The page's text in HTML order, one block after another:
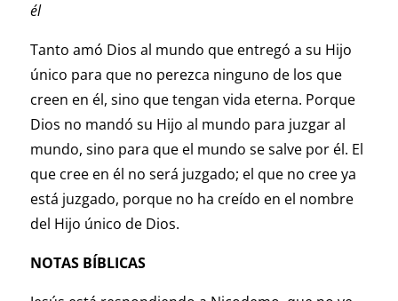
él
Tanto amó Dios al mundo que entregó a su Hijo
único para que no perezca ninguno de los que
creen en él, sino que tengan vida eterna. Porque
Dios no mandó su Hijo al mundo para juzgar al
mundo, sino para que el mundo se salve por él. El
que cree en él no será juzgado; el que no cree ya
está juzgado, porque no ha creído en el nombre
del Hijo único de Dios.
NOTAS BÍBLICAS